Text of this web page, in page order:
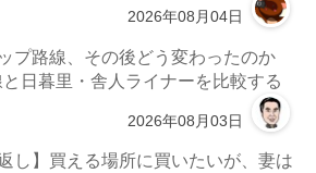
2026年08月04日
プ路線、その後どう変わったのか
日暮里・舎人ライナーを比較する
2026年08月03日
返し】買える場所に買いたいが、妻は